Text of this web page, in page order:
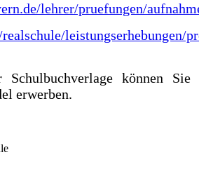
lehrer/pruefungen/
leistungserhebungen/
Schulbuchverlage können
erwerben.